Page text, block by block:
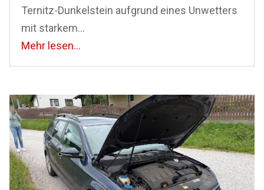
Ternitz-Dunkelstein aufgrund eines Unwetters
mit starkem...
Mehr lesen...